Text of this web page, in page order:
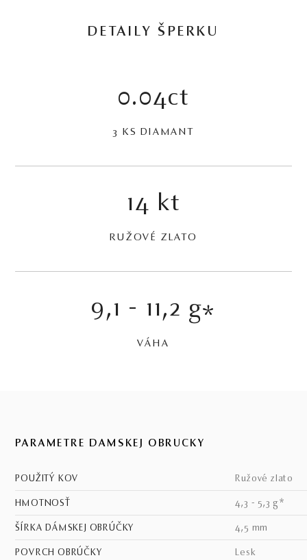
DETAILY ŠPERKU
0.04ct
3 KS DIAMANT
14 kt
RUŽOVÉ ZLATO
9,1 - 11,2 g*
VÁHA
PARAMETRE DÁMSKEJ OBRÚČKY
POUŽITÝ KOV ružové zlato
HMOTNOSŤ 4,3 - 5,3 g*
ŠÍRKA DÁMSKEJ OBRÚČKY 4,5 mm
POVRCH OBRÚČKY lesk